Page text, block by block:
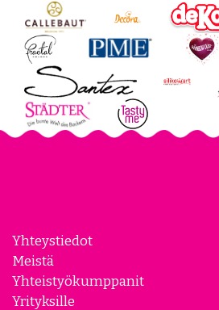
Yhteystiedot
Meistä
Yhteistyökumppanit
Yrityksille